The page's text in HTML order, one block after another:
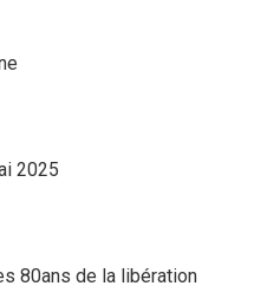
2025
80ans de la libération